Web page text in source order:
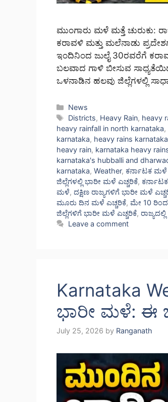
ಮುಂಗಾರು ಮಳೆ ಮತ್ತೆ ಚುರುಕು:
ಕರಾವಳಿ ಮತ್ತು ಮಲೆನಾಡು
ಇಂದಿನಿಂದ ಜುಲೈ 30ರವರೆಗೆ
ಬಲವಾದ ಗಾಳಿ ಬೀಸುವ
ಒಳನಾಡಿನ ಹಲವು ಜಿಲ್ಲೆಗಳಲ್ಲಿ
Categories
News
Tags
Districts, Heavy Rain, heavy
heavy rainfall in north karnataka,
karnataka, heavy rains karnataka
heavy rain, karnataka heavy
karnataka's hubballi and
karnataka, Weather, ಕರ್ನಾಟಕ ಮಳೆ
ಜಿಲ್ಲೆಗಳಲ್ಲಿ ಭಾರೀ ಮಳೆ ಎಚ್ಚರಿಕೆ,
ಮಳೆ, ದಕ್ಷಿಣ ರಾಜ್ಯಗಳಿಗೆ ಭಾರೀ ಮಳೆ
ಮೂರು ದಿನ ಮಳೆ ಎಚ್ಚರಿಕೆ, ಮೇ 10
ಜಿಲ್ಲೆಗಳಿಗೆ ಭಾರೀ ಮಳೆ ಎಚ್ಚರಿಕೆ,
Leave a comment
Karnataka
ಭಾರೀ ಮಳೆ: ಈ
July 25, 2026 by Ranganath